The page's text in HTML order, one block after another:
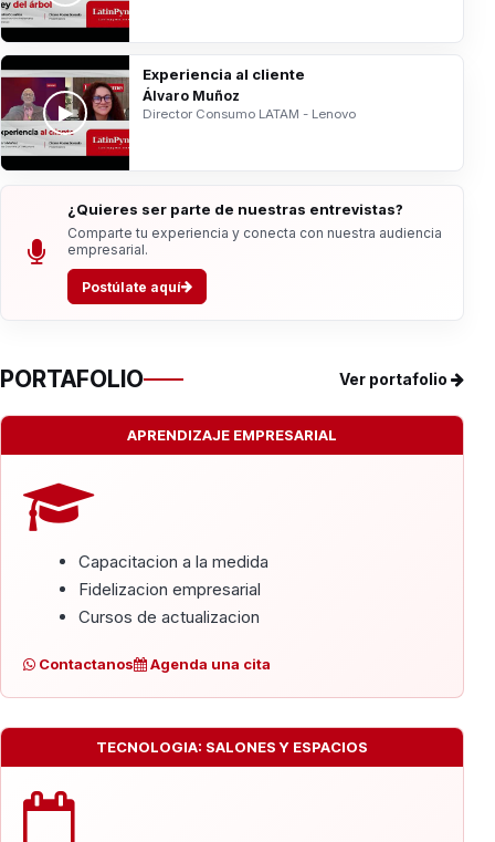
Experiencia al cliente
Álvaro Muñoz
Director Consumo LATAM - Lenovo
¿Quieres ser parte de nuestras entrevistas?
Comparte tu experiencia y conecta con nuestra audiencia
empresarial.
Postúlate aquí
PORTAFOLIO Ver portafolio
APRENDIZAJE EMPRESARIAL
Capacitacion a la medida
Fidelizacion empresarial
Cursos de actualizacion
Contactanos Agenda una cita
TECNOLOGIA: SALONES Y ESPACIOS